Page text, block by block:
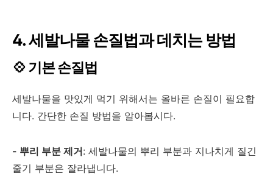
4. 세발나물 손질법과 데치는 방법
💠 기본 손질법
세발나물을 맛있게 먹기 위해서는 올바른 손질이 필요합
니다. 간단한 손질 방법을 알아봅시다.
- 뿌리 부분 제거: 세발나물의 뿌리 부분과 지나치게 질긴
줄기 부분은 잘라냅니다.